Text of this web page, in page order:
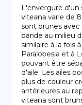
L'envergure d'un
viteana varie de
sont brunes
bande au milieu
similaire à la fois
Paralobesia et à
pouvant être
d'aile. Les ailes
plus de couleur
antérieures au
viteana sont